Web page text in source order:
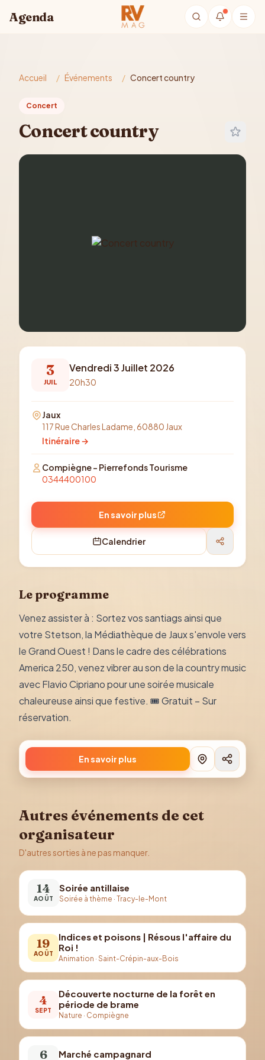
Agenda
Accueil / Événements / Concert country
Concert
Concert country
3
JUIL
Vendredi 3 Juillet 2026
20h30
Jaux
117 Rue Charles Ladame, 60880 Jaux
Itinéraire →
Compiègne - Pierrefonds Tourisme
0344400100
En savoir plus
Calendrier
Le programme
Venez assister à : Sortez vos santiags ainsi que
votre Stetson, la Médiathèque de Jaux s'envole vers
le Grand Ouest ! Dans le cadre des célébrations
America 250, venez vibrer au son de la country music
avec Flavio Cipriano pour une soirée musicale
chaleureuse ainsi que festive. 🎟️ Gratuit – Sur
réservation.
En savoir plus
Autres événements de cet
organisateur
D'autres sorties à ne pas manquer.
14
AOÛT
Soirée antillaise
Soirée à thème · Tracy-le-Mont
19
AOÛT
Indices et poisons | Résous l'affaire du
Roi !
Animation · Saint-Crépin-aux-Bois
4
SEPT
Découverte nocturne de la forêt en
période de brame
Nature · Compiègne
6 Marché campagnard